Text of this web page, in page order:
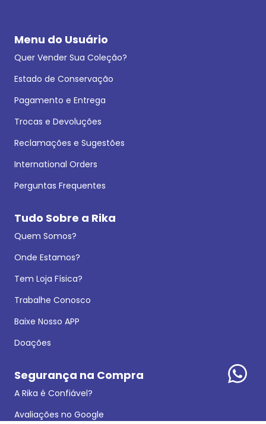
Menu do Usuário
Quer Vender Sua Coleção?
Estado de Conservação
Pagamento e Entrega
Trocas e Devoluções
Reclamações e Sugestões
International Orders
Perguntas Frequentes
Tudo Sobre a Rika
Quem Somos?
Onde Estamos?
Tem Loja Física?
Trabalhe Conosco
Baixe Nosso APP
Doações
Segurança na Compra
A Rika é Confiável?
Avaliações no Google